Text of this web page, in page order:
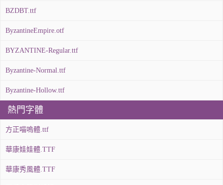
BZDBT.ttf
ByzantineEmpire.otf
BYZANTINE-Regular.ttf
Byzantine-Normal.ttf
Byzantine-Hollow.ttf
熱門字體
方正喵嗚體.ttf
華康娃娃體.TTF
華康秀風體.TTF